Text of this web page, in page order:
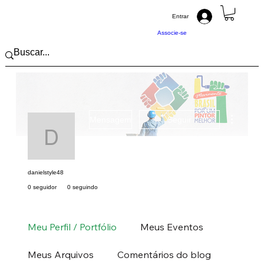
Associe-se
Entrar
danielstyle48
Seguir
danielstyle48
0 seguidor 0 seguindo
Meu Perfil / Portfólio Meus Eventos
Meus Arquivos Comentários do blog